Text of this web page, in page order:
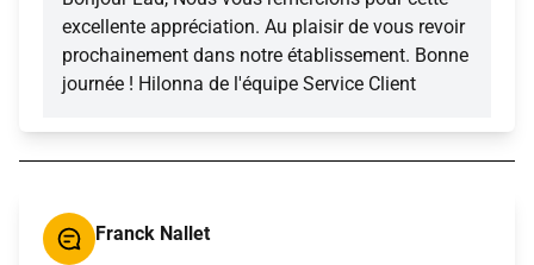
excellente appréciation. Au plaisir de vous revoir
prochainement dans notre établissement. Bonne
journée ! Hilonna de l'équipe Service Client
Franck Nallet